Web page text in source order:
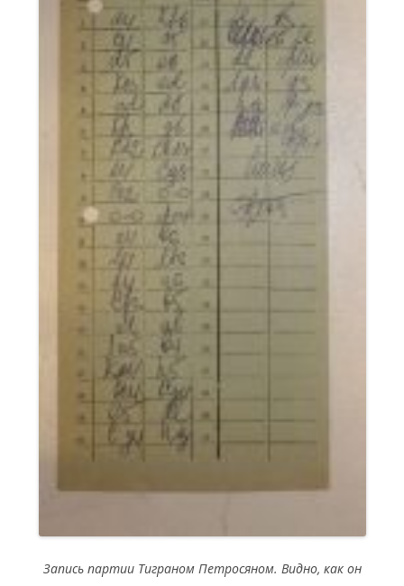
Запись партии Тиграном Петросяном. Видно, как он